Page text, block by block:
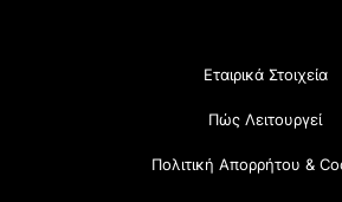
Εταιρικά Στοιχεία
Πώς Λειτουργεί
Πολιτική Απορρήτου &